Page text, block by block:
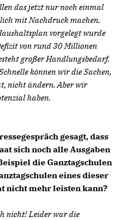
das jetzt nur noch einmal
mit Nachdruck machen.
vorgelegt wurde
von rund 30 Millionen
großer Handlungsbedarf.
können wir die Sachen,
nicht ändern. Aber wir
haben.
gesagt, dass
sich noch alle Ausgaben
die Ganztagschulen
eines dieser
nicht mehr leisten kann?
nicht! Leider war die